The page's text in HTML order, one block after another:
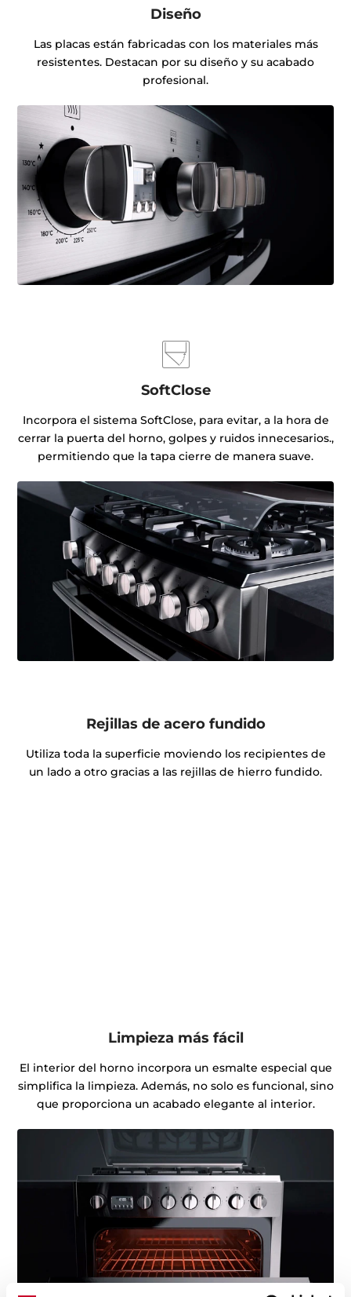
Diseño
Las placas están fabricadas con los materiales más
resistentes. Destacan por su diseño y su acabado
profesional.
SoftClose
Incorpora el sistema SoftClose, para evitar, a la hora de
cerrar la puerta del horno, golpes y ruidos innecesarios.,
permitiendo que la tapa cierre de manera suave.
Rejillas de acero fundido
Utiliza toda la superficie moviendo los recipientes de
un lado a otro gracias a las rejillas de hierro fundido.
Limpieza más fácil
El interior del horno incorpora un esmalte especial que
simplifica la limpieza. Además, no solo es funcional, sino
que proporciona un acabado elegante al interior.